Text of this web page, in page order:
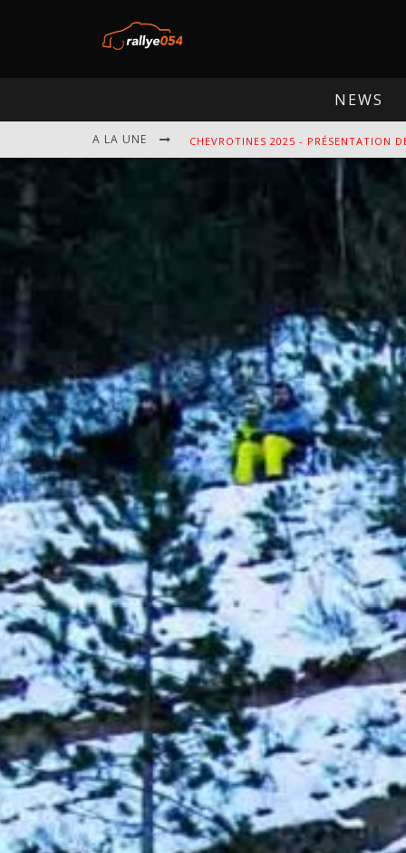
NEWS
A LA UNE EBR 2025 - PRÉSENTATION DE
OMLOOP 2025 - PRÉSENTATION DE
SPA 2025 - PRÉSENTATION DE